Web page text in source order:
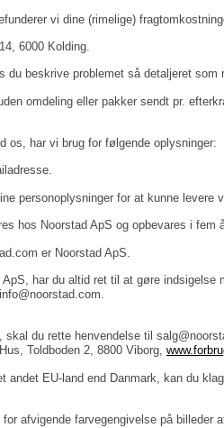
vi dine (rimelige)
6000 Kolding.
du beskrive problemet så detaljeret som
omdeling eller pakker sendt pr.
os, har vi brug for følgende oplysninger:
personoplysninger for at kunne levere
hos Noorstad ApS og opbevares i fem
er Noorstad ApS.
har du altid ret til at gøre
skal du rette henvendelse til
Toldboden 2, 8800 Viborg,
andet EU-land end Danmark, kan du
for afvigende farvegengivelse på billeder